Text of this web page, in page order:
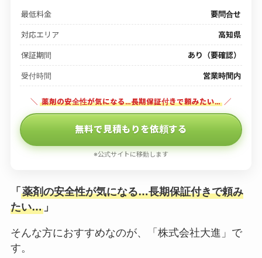
最低料金 要問合せ
対応エリア 高知県
保証期間 あり（要確認）
受付時間 営業時間内
＼ 薬剤の安全性が気になる…長期保証付きで頼みたい… ／
無料で見積もりを依頼する
※公式サイトに移動します
「 薬剤の安全性が気になる…長期保証付きで頼み
たい…」
そんな方におすすめなのが、「株式会社大進」で
す。